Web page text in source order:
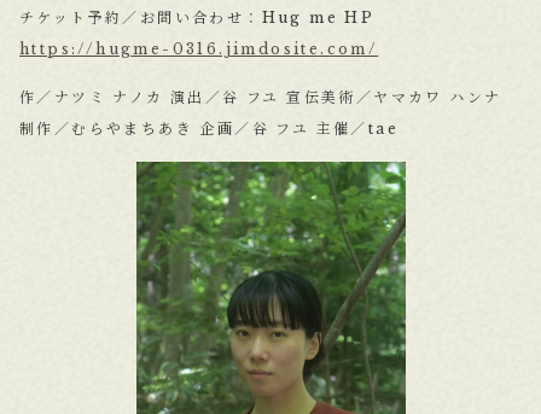
チケット予約／お問い合わせ：Hug me HP
https://hugme-0316.jimdosite.com/
作／ナツミ ナノカ 演出／谷 フユ 宣伝美術／ヤマカワ ハンナ
制作／むらやまちあき 企画／谷 フユ 主催／tae